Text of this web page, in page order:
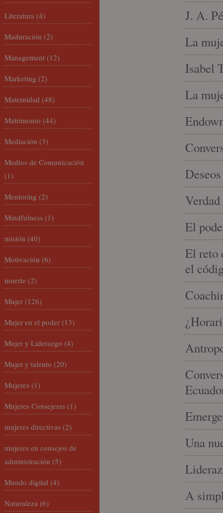
J. A.
La
Isabel
La
El
El reto
el
Una
A
Literatura (4)
Maduración (2)
Management (12)
Marketing (2)
Maternidad (48)
Matrimonio (44)
Mediación (3)
Medios de Comunicación
(1)
Mentoring (2)
Mindfulness (1)
misión (40)
Motivación (6)
muerte (2)
Mujer (126)
Mujer en el poder (13)
Mujer y Liderazgo (4)
Mujer y talento (20)
Mujeres (1)
Mujeres Consejeras (1)
mujeres directivas (2)
mujeres en consejos de
administración (5)
Mundo digital (4)
Naturaleza (6)